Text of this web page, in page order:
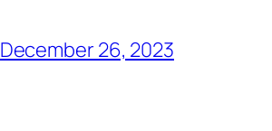
December 26, 2023